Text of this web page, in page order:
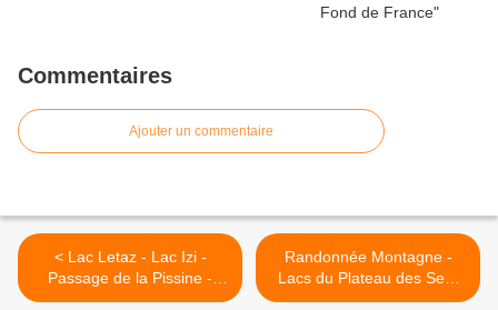
Commentaires
Ajouter un commentaire
< Lac Letaz - Lac Izi -
Passage de la Pissine -
Mont Touvet (2724m) -
Randonnée Montagne -
Lacs du Plateau des Sept
Laux (Massif de